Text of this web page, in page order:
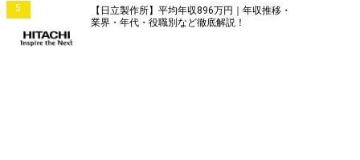
5
【日立製作所】平均年収896万円｜年収推移・
業界・年代・役職別など徹底解説！